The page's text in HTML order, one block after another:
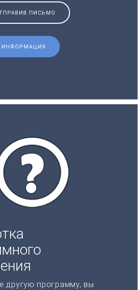
ПИСЬМО
ИНФОРМАЦИЯ
другую программу, вы